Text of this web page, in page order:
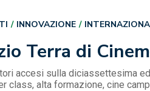
Terra di
INNOVAZIONE
accesi sulla diciassettesima
class, alta formazione, cine